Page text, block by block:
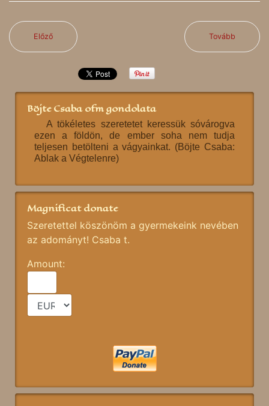
Előző Tovább
Böjte Csaba ofm gondolata
A tökéletes szeretetet keressük sóvárogva
ezen a földön, de ember soha nem tudja
teljesen betölteni a vágyainkat. (Böjte Csaba:
Ablak a Végtelenre)
Magnificat donate
Szeretettel köszönöm a gyermekeink nevében
az adományt! Csaba t.
Amount: